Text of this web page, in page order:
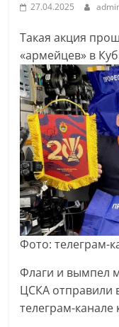
27.04.2025
Такая акция
«армейцев» в
Фото: телеграм-
Флаги и вымпел
ЦСКА отправили
телеграм-